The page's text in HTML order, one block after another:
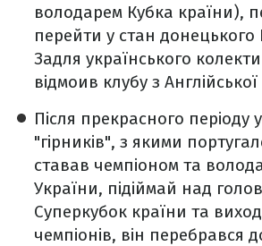
володарем Кубка країни),
перейти у стан
Задля українського
відмоив клубу з
Після прекрасного періоду
"гірників", з якими
ставав чемпіоном та
України, підіймай над
Суперкубок країни та
чемпіонів, він перебрався